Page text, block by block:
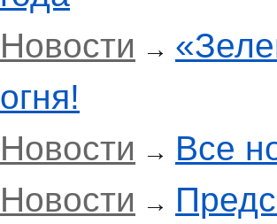
Новости →
огня!
Новости → Все
Новости →